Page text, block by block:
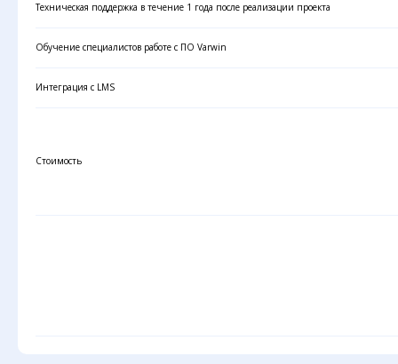
Техническая поддержка в течение 1 года после реализации проекта
Обучение специалистов работе с ПО Varwin
Интеграция с LMS
Стоимость